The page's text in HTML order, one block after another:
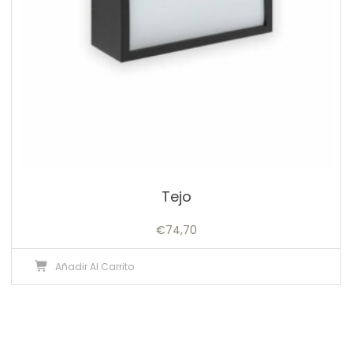
Tejo
€74,70
Añadir Al Carrito